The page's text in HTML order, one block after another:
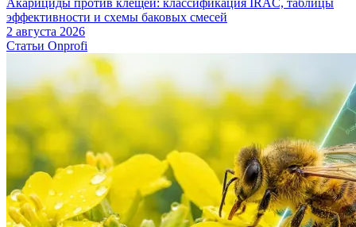
эффективности и схемы баковых смесей
2 августа 2026
Статьи Onprofi